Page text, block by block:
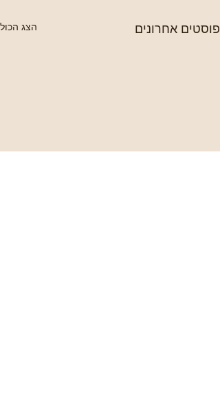
פוסטים אחרונים הצג הכול